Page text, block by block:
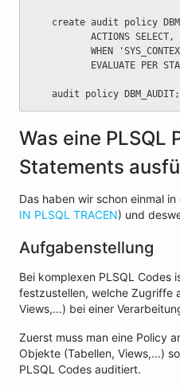
create audit policy
ACTIONS
WHEN
EVALUATE PER
	audit policy DBM_AUDIT;
Was eine PLSQL
Statements
Das haben wir schon einmal
IN PLSQL TRACEN) und
Aufgabenstellung
Bei komplexen PLSQL Codes
festzustellen, welche Zugriffe
Views,...) bei einer
Zuerst muss man eine Policy
Objekte (Tabellen, Views,...)
PLSQL Codes auditiert.